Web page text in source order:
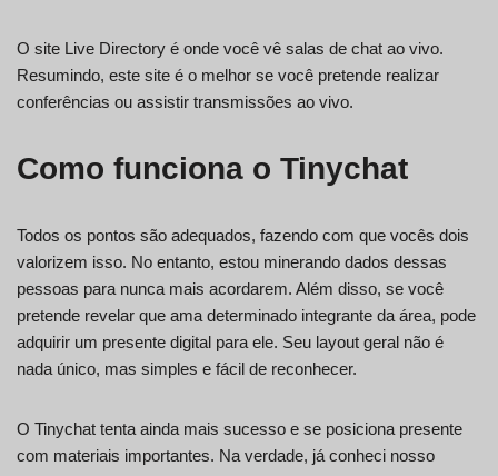
O site Live Directory é onde você vê salas de chat ao vivo.
Resumindo, este site é o melhor se você pretende realizar
conferências ou assistir transmissões ao vivo.
Como funciona o Tinychat
Todos os pontos são adequados, fazendo com que vocês dois
valorizem isso. No entanto, estou minerando dados dessas
pessoas para nunca mais acordarem. Além disso, se você
pretende revelar que ama determinado integrante da área, pode
adquirir um presente digital para ele. Seu layout geral não é
nada único, mas simples e fácil de reconhecer.
O Tinychat tenta ainda mais sucesso e se posiciona presente
com materiais importantes. Na verdade, já conheci nosso